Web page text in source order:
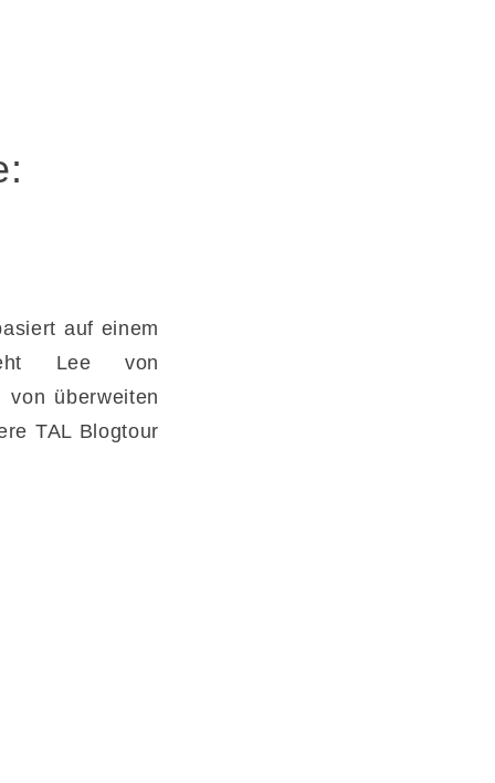
auf einem
Lee von
überweiten
TAL Blogtour